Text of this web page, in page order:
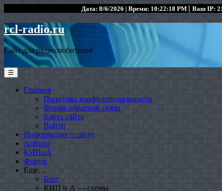
Дата: 8/6/2026 | Время: 10:22:18 PM | Ваш IP:
rcl-radio.ru
Сайт для радиолюбителей
☰
Главная
Политика конфиденциальности
Форма обратной связи
Карта сайта
Войти
Информация о сайте
Arduino
КИПиА
Форум
Ещё…
Блог
КИП и А — схемы